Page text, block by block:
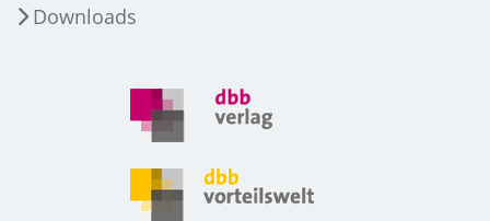
Downloads